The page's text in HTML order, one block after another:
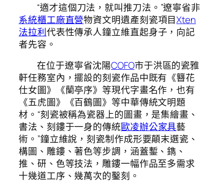
“適才這個刀法，就叫推刀法。”遼寧省非
系統櫃工廠直營物資文明遺產刻瓷項目Xten
法拉利代表性傳承人鐘立維直起身子，向記
者先容。
在位于遼寧省沈陽COFO市于洪區的瓷雅
軒任務室內，擺設的刻瓷作品中既有《簪花
仕女圖》《蘭亭序》等現代字畫名作，也有
《五虎圖》《百鶴圖》等中華傳統文明題
材。“刻瓷被稱為瓷器上的圖畫，是集繪畫、
書法、刻鏤于一身的傳統歐凌辦公家具藝
術。”鐘立維說，刻瓷制作成形要顛末選瓷、
構圖、雕鏤、著色等步調，涵蓋鏨、鐫、
推、研、色等技法，雕鏤一幅作品至多需求
十幾道工序、幾萬次的鑿刻。